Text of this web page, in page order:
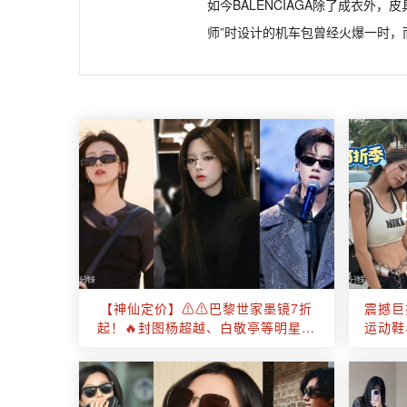
如今BALENCIAGA除了成衣外，
师”时设计的机车包曾经火爆一时
【神仙定价】⚠️⚠️巴黎世家墨镜7折
起！🔥封图杨超越、白敬亭等明星同
震撼
运动